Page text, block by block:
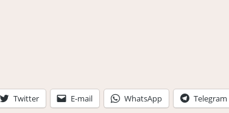
Twitter E-mail WhatsApp Telegram